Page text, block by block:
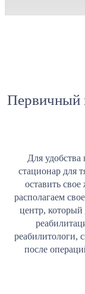
Первичный
Для
стационар для
оставить
располагаем
центр, который
реабилитологи,
после